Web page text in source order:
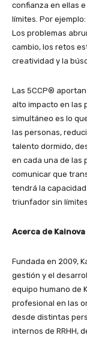
confianza en ellas
límites. Por
Los problemas
cambio, los retos
creatividad y la
Las 5CCP®
alto impacto en las
simultáneo es lo
las personas,
talento dormido,
en cada una de las
comunicar que
tendrá la
triunfador sin
Acerca de Kainova
Fundada en 2009,
gestión y el
equipo humano de
profesional en las
desde distintas
internos de RRHH,